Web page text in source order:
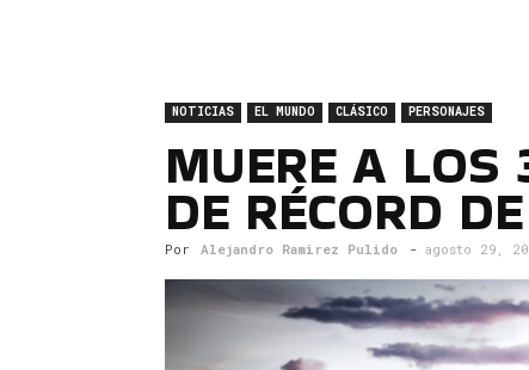
NOTICIAS EL MUNDO CLÁSICO PERSONAJES
MUERE A LOS
DE RÉCORD
Por Alejandro Ramirez Pulido - agosto 29,